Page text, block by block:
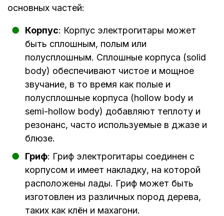
основных частей:
Корпус: Корпус электрогитары может
быть сплошным, полым или
полусплошным. Сплошные корпуса (solid
body) обеспечивают чистое и мощное
звучание, в то время как полые и
полусплошные корпуса (hollow body и
semi-hollow body) добавляют теплоту и
резонанс, часто используемые в джазе и
блюзе.
Гриф: Гриф электрогитары соединен с
корпусом и имеет накладку, на которой
расположены лады. Гриф может быть
изготовлен из различных пород дерева,
таких как клён и махагони.